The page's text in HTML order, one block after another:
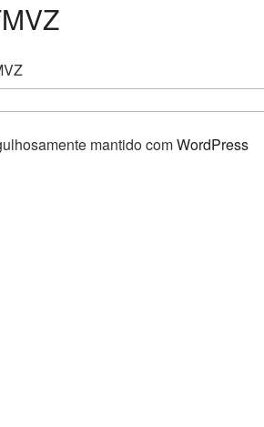
mantido comWordPress